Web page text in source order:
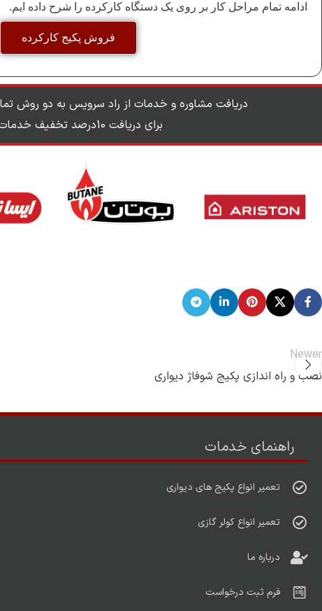
ادامه تمام مراحل کار بر روی یک دستگاه کارکرده را شرح داده ایم.
فروش پکیج کارکرده
دریافت مشاوره و خدمات از راد سرویس به دو روش
برای دریافت 10درصد تخفیف خدمات همین حالا اقدام کنید
Newer
نصب و راه اندازی پکیج شوفاژ دیواری
راهنمای خدمات
تعمیر انواع پکیج های دیواری
تعمیر انواع کولر گازی
درباره ما
فرم ثبت درخواست